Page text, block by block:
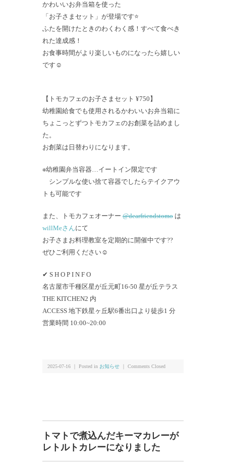
かわいいお弁当箱を使った
「お子さまセット」が登場です⭐
ふたを開けたときのわくわく感！すべて食べき
れた達成感！
お食事時間がより楽しいものになったら嬉しい
です☺
【トモカフェのお子さまセット ¥750】
幼稚園給食でも使用されるかわいいお弁当箱に
ちょこっとずつトモカフェのお創菜を詰めまし
た。
お創菜は日替わりになります。
※幼稚園弁当容器…イートイン限定です
シンプルな使い捨て容器でしたらテイクアウ
トも可能です
また、トモカフェオーナー @dearfriendstomo は
willMeさんにて
お子さまお料理教室を定期的に開催中です?‍?
ぜひご利用ください☺
✔ S H O P I N F O
名古屋市千種区星が丘元町16-50 星が丘テラス
THE KITCHEN2 内
ACCESS 地下鉄星ヶ丘駅6番出口より徒歩1 分
営業時間 10:00~20:00
2025-07-16 ｜ Posted in お知らせ Comments Closed
トマトで煮込んだキーマカレーが
レトルトカレーになりました